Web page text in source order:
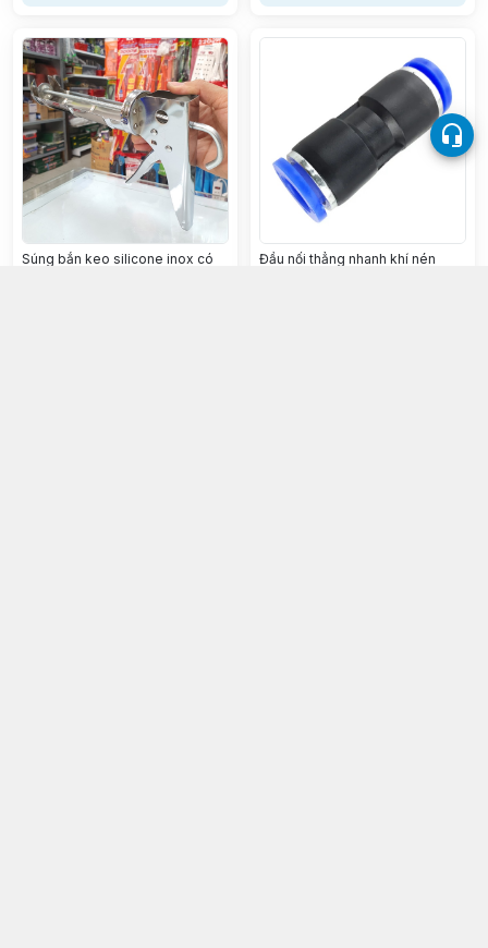
Súng bắn keo silicone inox có
Đầu nối thẳng nhanh khí nén